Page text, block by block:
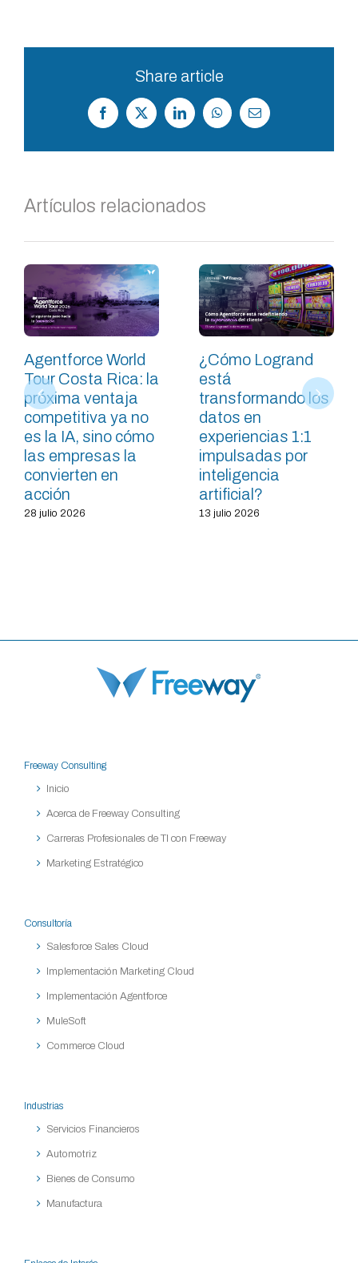
Share article
Facebook
X LinkedInWhatsApp
Correo
electrónico
Artículos relacionados
Agentforce World
Tour Costa Rica: la
próxima ventaja
competitiva ya no
es la IA, sino cómo
las empresas la
convierten en
acción
28 julio 2026
¿Cómo Logrand
está
transformando los
datos en
experiencias 1:1
impulsadas por
inteligencia
artificial?
13 julio 2026
Freeway Consulting
Inicio
Acerca de Freeway Consulting
Carreras Profesionales de TI con Freeway
Marketing Estratégico
Consultoría
Salesforce Sales Cloud
Implementación Marketing Cloud
Implementación Agentforce
MuleSoft
Commerce Cloud
Industrias
Servicios Financieros
Automotriz
Bienes de Consumo
Manufactura